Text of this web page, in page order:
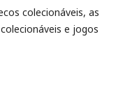
colecionáveis, as
e jogos